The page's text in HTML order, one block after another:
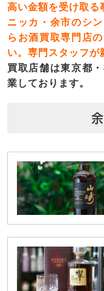
高い金額を受け取る
ニッカ・余市のシ
らお酒買取専門店
い。専門スタッフが
買取店舗は東京都
業しております。